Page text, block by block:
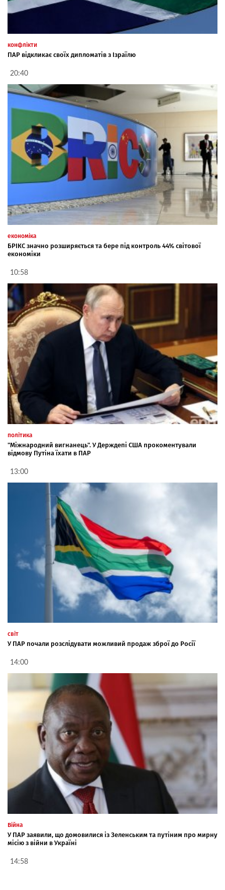
конфлікти
ПАР відкликає своїх дипломатів з Ізраїлю
20:40
економіка
БРІКС значно розширяється та бере під контроль 44% світової
економіки
10:58
політика
"Міжнародний вигнанець". У Держдепі США прокоментували
відмову Путіна їхати в ПАР
13:00
світ
У ПАР почали розслідувати можливий продаж зброї до Росії
14:00
Війна
У ПАР заявили, що домовилися із Зеленським та путіним про мирну
місію з війни в Україні
14:58